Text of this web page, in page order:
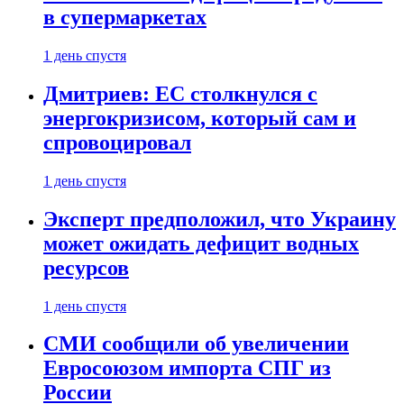
в супермаркетах
1 день спустя
Дмитриев: ЕС столкнулся с
энергокризисом, который сам и
спровоцировал
1 день спустя
Эксперт предположил, что Украину
может ожидать дефицит водных
ресурсов
1 день спустя
СМИ сообщили об увеличении
Евросоюзом импорта СПГ из
России